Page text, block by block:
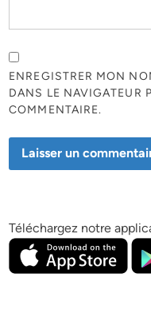
ENREGISTRER MON
DANS LE NAVIGATEUR
COMMENTAIRE.
Téléchargez notre